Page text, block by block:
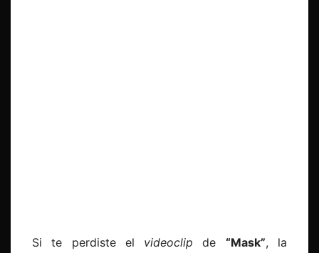
Si te perdiste el videoclip de “Mask”, la